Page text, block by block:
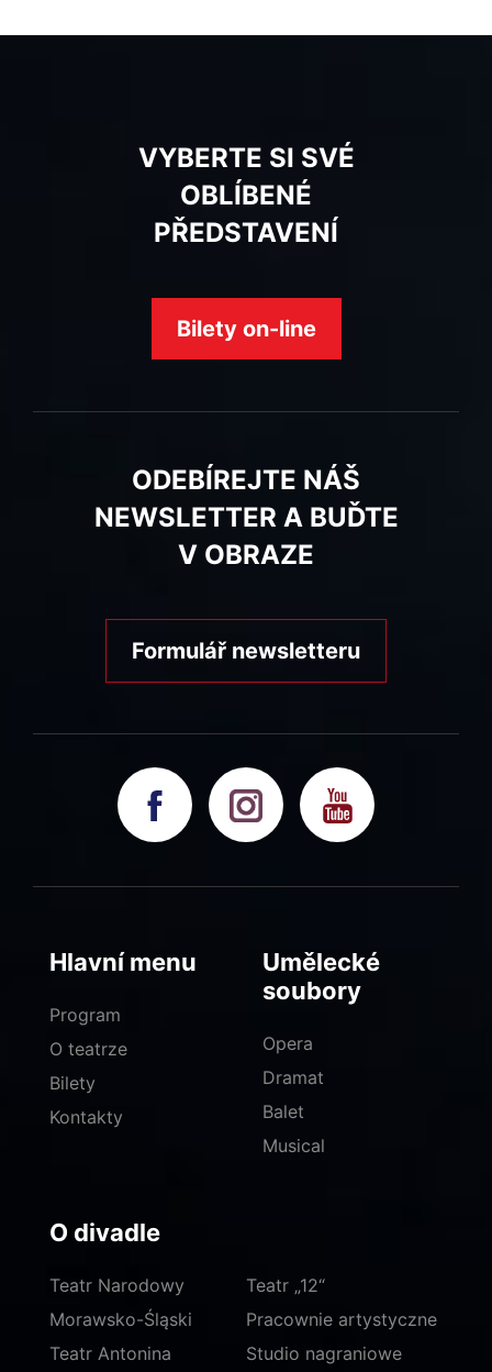
VYBERTE SI SVÉ
OBLÍBENÉ
PŘEDSTAVENÍ
Bilety on-line
ODEBÍREJTE NÁŠ
NEWSLETTER A BUĎTE
V OBRAZE
Formulář newsletteru
Hlavní menu
Program
O teatrze
Bilety
Kontakty
Umělecké
soubory
Opera
Dramat
Balet
Musical
O divadle
Teatr Narodowy
Morawsko-Śląski
Teatr Antonina
Teatr „12“
Pracownie artystyczne
Studio nagraniowe